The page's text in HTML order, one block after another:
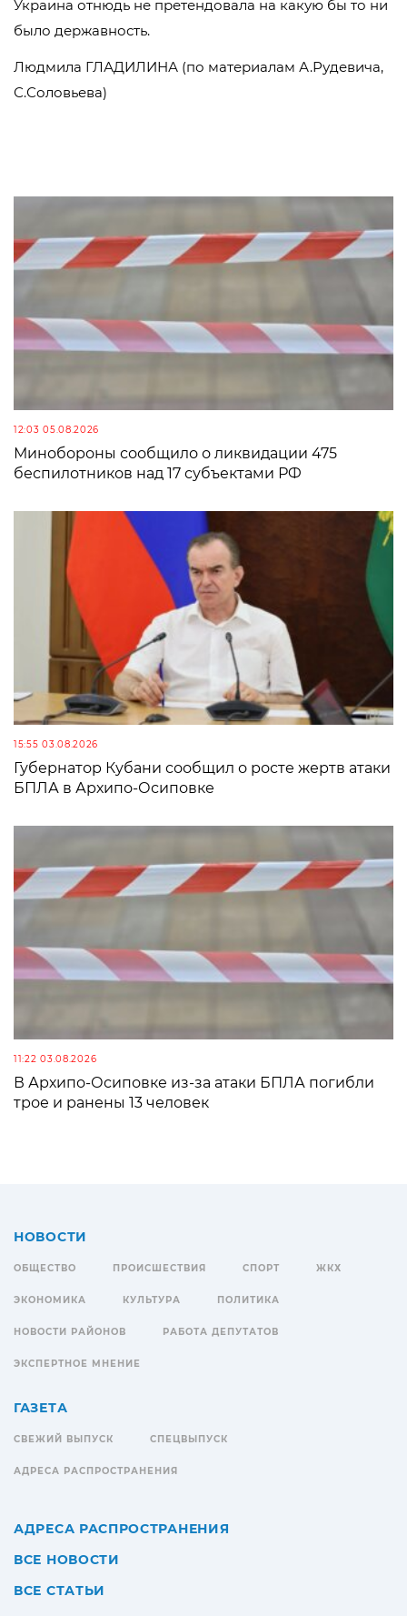
Украина отнюдь не претендовала на какую бы то ни
было державность.
Людмила ГЛАДИЛИНА (по материалам А.Рудевича,
С.Соловьева)
12:03 05.08.2026
Минобороны сообщило о ликвидации 475
беспилотников над 17 субъектами РФ
15:55 03.08.2026
Губернатор Кубани сообщил о росте жертв атаки
БПЛА в Архипо-Осиповке
11:22 03.08.2026
В Архипо-Осиповке из-за атаки БПЛА погибли
трое и ранены 13 человек
НОВОСТИ
ОБЩЕСТВО ПРОИСШЕСТВИЯ СПОРТ ЖКХ
ЭКОНОМИКА КУЛЬТУРА ПОЛИТИКА
НОВОСТИ РАЙОНОВ РАБОТА ДЕПУТАТОВ
ЭКСПЕРТНОЕ МНЕНИЕ
ГАЗЕТА
СВЕЖИЙ ВЫПУСК СПЕЦВЫПУСК
АДРЕСА РАСПРОСТРАНЕНИЯ
АДРЕСА РАСПРОСТРАНЕНИЯ
ВСЕ НОВОСТИ
ВСЕ СТАТЬИ